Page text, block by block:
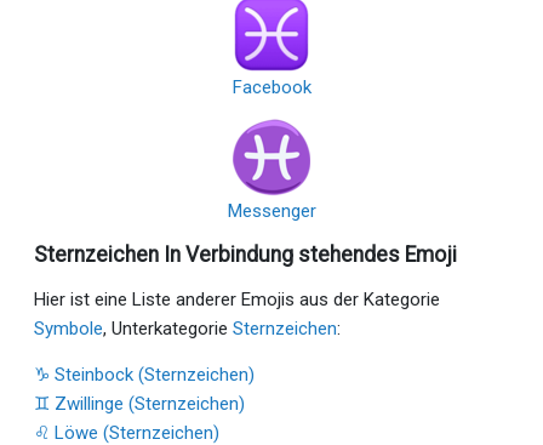
Facebook
Messenger
Sternzeichen In Verbindung stehendes Emoji
Hier ist eine Liste anderer Emojis aus der Kategorie
Symbole, Unterkategorie Sternzeichen:
♑ Steinbock (Sternzeichen)
♊ Zwillinge (Sternzeichen)
♌ Löwe (Sternzeichen)